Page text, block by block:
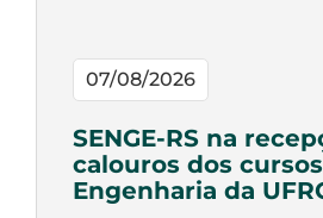
07/08/2026
SENGE-RS na
calouros dos
Engenharia da